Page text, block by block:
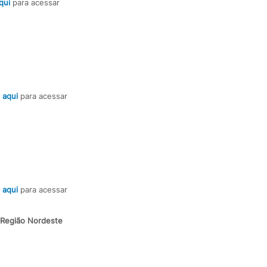
para acessar
aquipara acessar
aquipara acessar
Região Nordeste